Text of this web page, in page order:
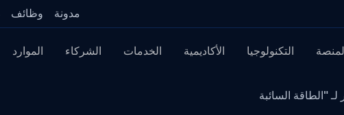
مدونة وظائف
المنصة التكنولوجيا الأكاديمية الخدمات الشركاء الموارد